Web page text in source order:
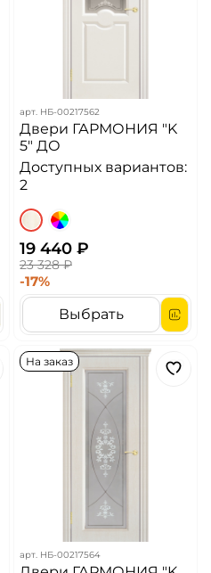
арт. НБ-00217562
Двери ГАРМОНИЯ "K
5" ДО
Доступных вариантов:
2
19 440 ₽
23 328 ₽
-17%
Выбрать
На заказ
арт. НБ-00217564